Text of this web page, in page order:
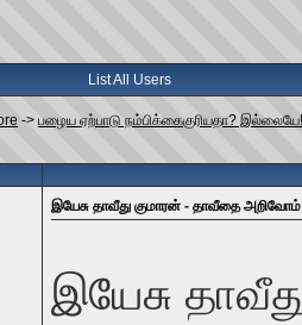
List All Users
-> பழைய ஏற்பாடு நம்பிக்கைகுரியதா?
இயேசு தாவீது குமாரன் - தாவீதை அறிவோம்
இயேசு